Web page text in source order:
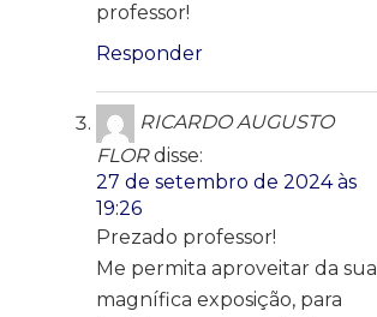
professor!
Responder
RICARDO AUGUSTO
FLOR disse:
27 de setembro de 2024 às
19:26
Prezado professor!
Me permita aproveitar da sua
magnífica exposição, para